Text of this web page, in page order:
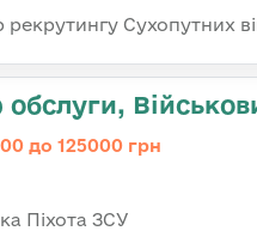
рекрутингу Сухопутних
до 125000 грн
Піхота ЗСУ